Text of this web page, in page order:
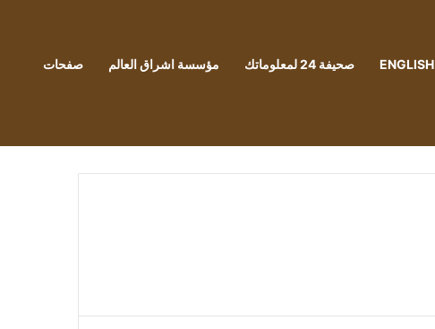
ENGLISH صحيفة 24 لمعلوماتك مؤسسة اشراق العالم صفحات